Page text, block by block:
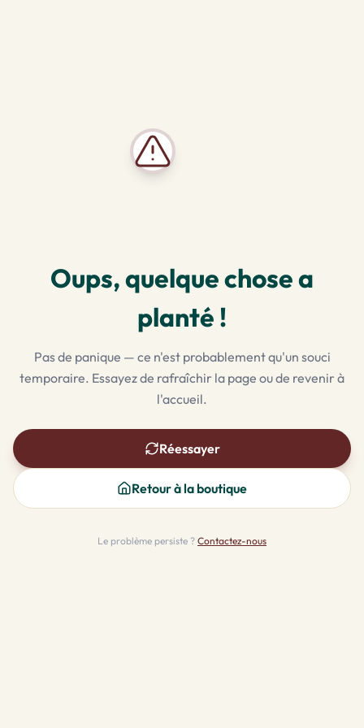
Oups, quelque chose a
planté !
Pas de panique — ce n'est probablement qu'un souci
temporaire. Essayez de rafraîchir la page ou de revenir à
l'accueil.
Réessayer
Retour à la boutique
Le problème persiste ? Contactez-nous